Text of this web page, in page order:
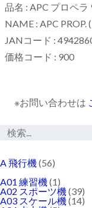
品名 : APC プロペラ
NAME : APC PROP.
JANコード :
価格コード : 900
※お問い合わせは
A 飛行機(56)
A01 練習機(1)
A02 スポーツ機(39)
A03 スケール機(14)